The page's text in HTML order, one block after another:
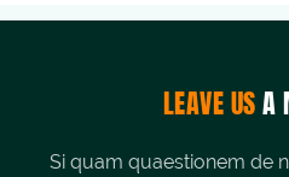
LEAVE USA
Si quam quaestionem de